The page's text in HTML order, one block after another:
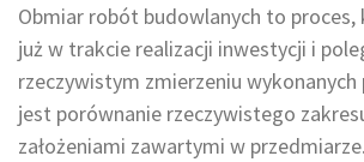
Obmiar robót budowlanych to
już w trakcie realizacji inwestycji i
rzeczywistym zmierzeniu wykonanych
jest porównanie rzeczywistego
założeniami zawartymi w